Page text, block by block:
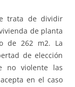
de dividir
de planta
de 262 m2. La
de elección
no violente las
en el caso